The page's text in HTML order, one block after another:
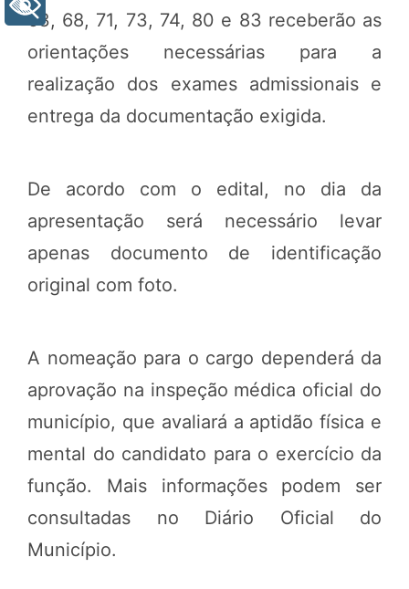
63, 68, 71, 73, 74, 80 e 83 receberão as
orientações necessárias para a
realização dos exames admissionais e
entrega da documentação exigida.
De acordo com o edital, no dia da
apresentação será necessário levar
apenas documento de identificação
original com foto.
A nomeação para o cargo dependerá da
aprovação na inspeção médica oficial do
município, que avaliará a aptidão física e
mental do candidato para o exercício da
função. Mais informações podem ser
consultadas no Diário Oficial do
Município.